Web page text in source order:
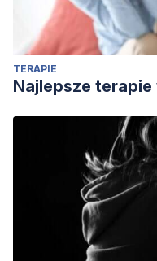
TERAPIE
Najlepsze